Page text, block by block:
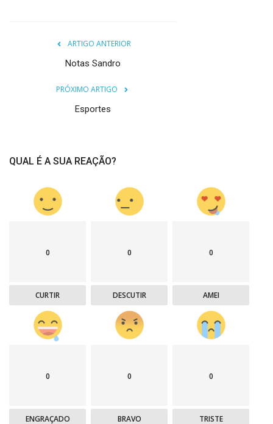
ARTIGO ANTERIOR
Notas Sandro
PRÓXIMO ARTIGO
Esportes
QUAL É A SUA REAÇÃO?
0
CURTIR
0
DESCUTIR
0
AMEI
0
ENGRAÇADO
0
BRAVO
0
TRISTE